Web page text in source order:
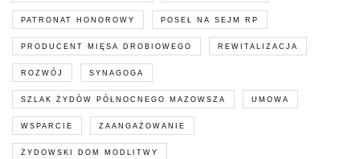
PATRONAT HONOROWY POSEŁ NA SEJM RP
PRODUCENT MIĘSA DROBIOWEGO REWITALIZACJA
ROZWÓJ SYNAGOGA
SZLAK ŻYDÓW PÓŁNOCNEGO MAZOWSZA UMOWA
WSPARCIE ZAANGAŻOWANIE
ŻYDOWSKI DOM MODLITWY